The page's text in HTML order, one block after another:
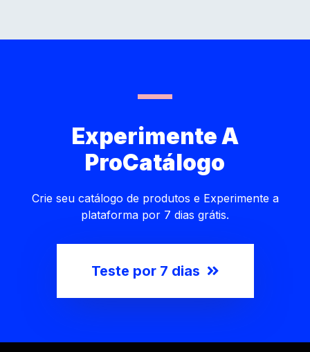
Experimente A
ProCatálogo
Crie seu catálogo de produtos e Experimente a
plataforma por 7 dias grátis.
Teste por 7 dias